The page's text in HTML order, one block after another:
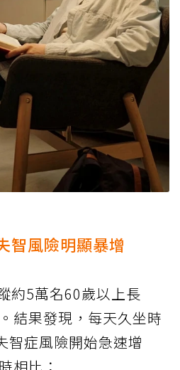
智風險明顯暴增
約5萬名60歲以上長
結果發現，每天久坐時
智症風險開始急速增